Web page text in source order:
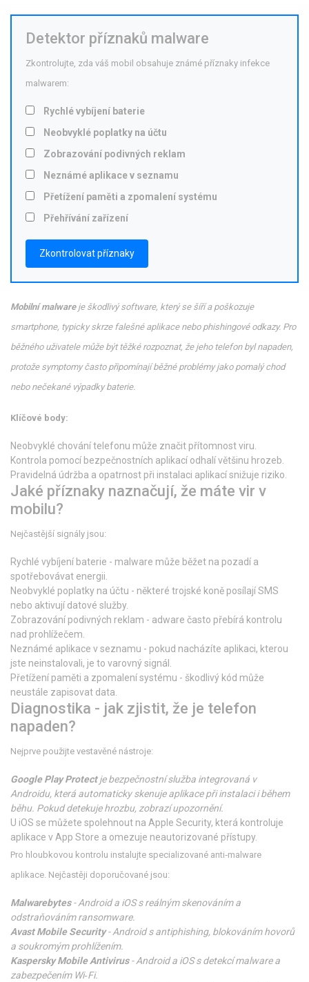
Detektor příznaků malware
Zkontrolujte, zda váš mobil obsahuje známé příznaky infekce
malwarem:
Rychlé vybíjení baterie
Neobvyklé poplatky na účtu
Zobrazování podivných reklam
Neznámé aplikace v seznamu
Přetížení paměti a zpomalení systému
Přehřívání zařízení
Zkontrolovat příznaky
Mobilní malwareje škodlivý software, který se šíří a poškozuje
smartphone, typicky skrze falešné aplikacenebo phishingové odkazy. Pro
běžného uživatele může být těžké rozpoznat, že jeho telefon byl napaden,
protože symptomy často připomínají běžné problémy jako pomalý chod
nebo nečekané výpadky baterie.
Klíčové body:
Neobvyklé chování telefonu může značit přítomnost viru.
Kontrola pomocí bezpečnostních aplikací odhalí většinu hrozeb.
Pravidelná údržba a opatrnost při instalaci aplikací snižuje riziko.
Jaké příznaky naznačují, že máte vir v
mobilu?
Nejčastější signály jsou:
Rychlé vybíjení baterie - malware může běžet na pozadí a
spotřebovávat energii.
Neobvyklé poplatky na účtu - některé trojské koně posílají SMS
nebo aktivují datové služby.
Zobrazování podivných reklam - adware často přebírá kontrolu
nad prohlížečem.
Neznámé aplikace v seznamu - pokud nacházíte aplikaci, kterou
jste neinstalovali, je to varovný signál.
Přetížení paměti a zpomalení systému - škodlivý kód může
neustále zapisovat data.
Diagnostika - jak zjistit, že je telefon
napaden?
Nejprve použijte vestavěné nástroje:
Google Play Protectjebezpečnostní služba integrovaná v
Androidu, která automaticky skenuje aplikace při instalaci i během
běhu. Pokud detekuje hrozbu, zobrazí upozornění.
U iOS se můžete spolehnout na Apple Security, která kontroluje
aplikace v App Store a omezuje neautorizované přístupy.
Pro hloubkovou kontrolu instalujte specializované anti‑malware
aplikace. Nejčastěji doporučované jsou:
Malwarebytes-Android a iOSsreálným skenováním a
odstraňováním ransomware.
Avast Mobile Security-Androidsantiphishing, blokováním hovorů
a soukromým prohlížením.
Kaspersky Mobile Antivirus-Android a iOSsdetekcí malware a
zabezpečením Wi‑Fi.